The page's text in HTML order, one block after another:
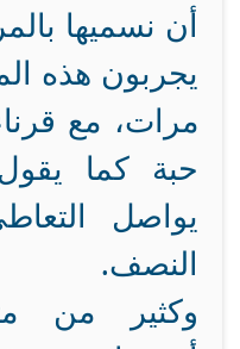
أن نسميها
يجربون هذه
مرات، مع
حبة كما
يواصل
النصف.
وكثير من